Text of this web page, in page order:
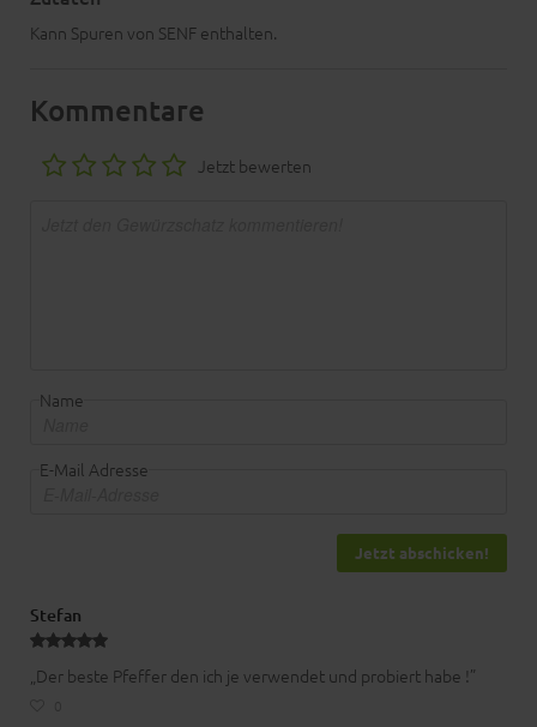
Kann Spuren von SENF enthalten.
Kommentare
Jetzt bewerten
Name
E-Mail Adresse
Jetzt abschicken!
Stefan
„Der beste Pfeffer den ich je verwendet und probiert habe !”